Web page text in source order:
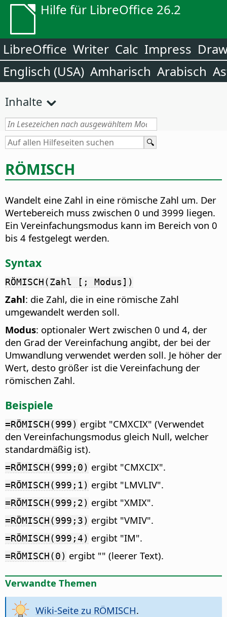
Hilfe für LibreOffice 26.2
LibreOffice Writer Calc Impress
Englisch (USA) Amharisch Arabisch
Inhalte
RÖMISCH
Wandelt eine Zahl in eine römische Zahl um. Der
Wertebereich muss zwischen 0 und 3999 liegen.
Ein Vereinfachungsmodus kann im Bereich von 0
bis 4 festgelegt werden.
Syntax
RÖMISCH(Zahl [; Modus])
Zahl: die Zahl, die in eine römische Zahl
umgewandelt werden soll.
Modus: optionaler Wert zwischen 0 und 4, der
den Grad der Vereinfachung angibt, der bei der
Umwandlung verwendet werden soll. Je höher der
Wert, desto größer ist die Vereinfachung der
römischen Zahl.
Beispiele
=RÖMISCH(999) ergibt "CMXCIX" (Verwendet
den Vereinfachungsmodus gleich Null, welcher
standardmäßig ist).
=RÖMISCH(999;0) ergibt "CMXCIX".
=RÖMISCH(999;1) ergibt "LMVLIV".
=RÖMISCH(999;2) ergibt "XMIX".
=RÖMISCH(999;3) ergibt "VMIV".
=RÖMISCH(999;4) ergibt "IM".
=RÖMISCH(0) ergibt "" (leerer Text).
Verwandte Themen
Wiki-Seite zu RÖMISCH.